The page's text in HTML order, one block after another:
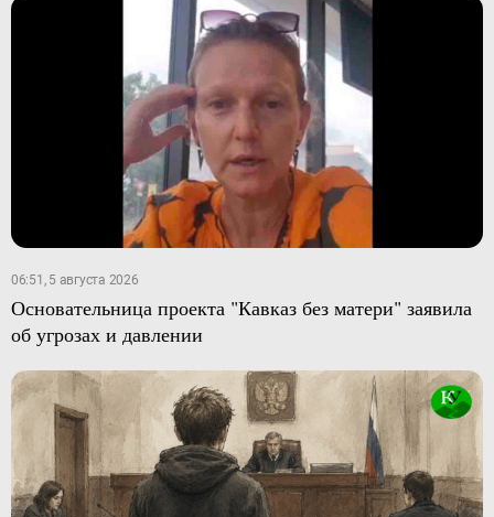
06:51, 5 августа 2026
Основательница проекта "Кавказ без матери" заявила
об угрозах и давлении